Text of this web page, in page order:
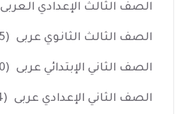
الصف الثالث الإعدادي العربى
الصف الثالث الثانوي عربى (35)
الصف الثاني الإبتدائي عربى (10)
الصف الثاني الإعدادي عربى (14)